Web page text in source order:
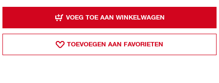
VOEG TOE AAN WINKELWAGEN
TOEVOEGEN AAN FAVORIETEN